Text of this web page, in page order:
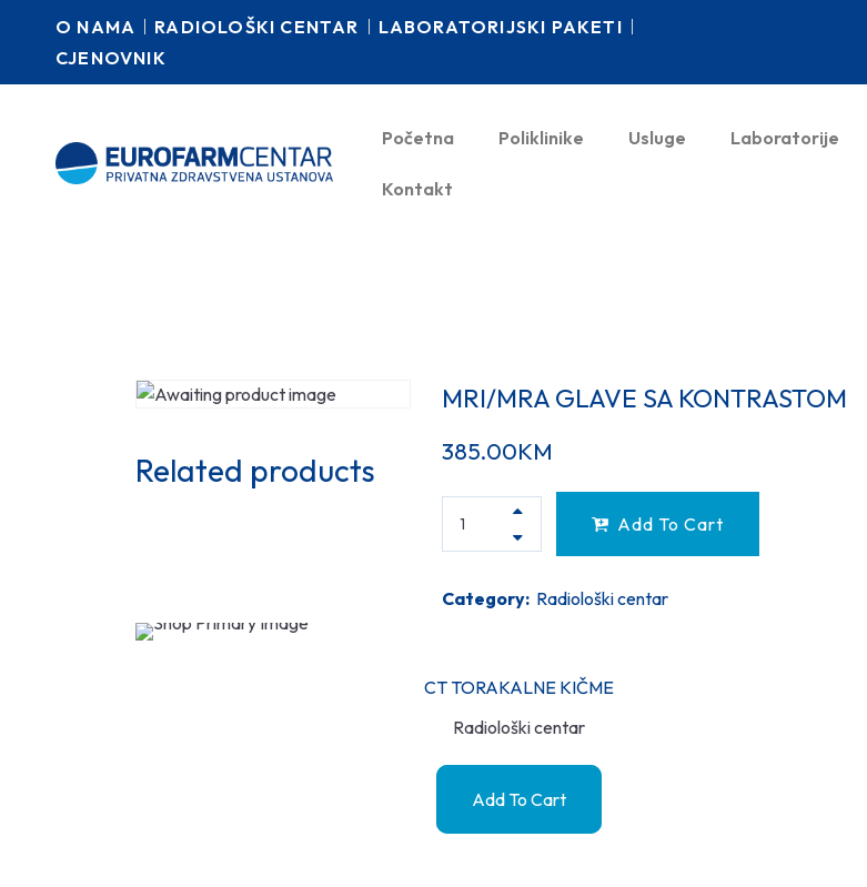
O NAMA RADIOLOŠKI CENTAR
LABORATORIJSKI PAKETI
CJENOVNIK
Početna Poliklinike Usluge Laboratorije
Kontakt
MRI/MRA GLAVE SA KONTRASTOM
385.00KM
Add To Cart
Category: Radiološki centar
Related products
CT TORAKALNE KIČME
Radiološki centar
Add To Cart